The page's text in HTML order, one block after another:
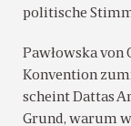
politische
Pawłowska von
Konvention
scheint Dattas
Grund, warum